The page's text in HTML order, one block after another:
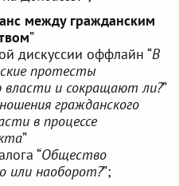
между гражданским
”
дискуссии оффлайн “В
протесты
и сокращают ли?”
гражданского
в процессе
”
“Общество
или наоборот?”;